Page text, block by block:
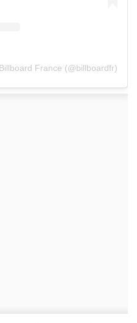
France (@billboardfr)